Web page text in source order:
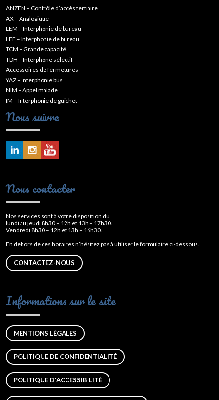
ANZEN – Contrôle d’accès tertiaire
AX – Analogique
LEM – Interphonie de bureau
LEF – Interphonie de bureau
TCM – Grande capacité
TDH – Interphone sélectif
Accessoires de fermetures
YAZ – Interphonie bus
NIM – Appel malade
IM – Interphonie de guichet
Nous suivre
Nous contacter
Nos services sont à votre disposition du
lundi au jeudi 8h30 – 12h et 13h – 17h30.
Vendredi 8h30 – 12h et 13h – 16h30.
En dehors de ces horaires n’hésitez pas à utiliser le formulaire ci-dessous.
CONTACTEZ-NOUS
Informations sur le site
MENTIONS LÉGALES
POLITIQUE DE CONFIDENTIALITÉ
POLITIQUE D'ACCESSIBILITÉ